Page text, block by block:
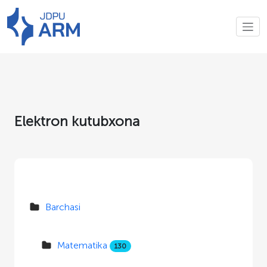
Elektron kutubxona
Barchasi
Matematika 130